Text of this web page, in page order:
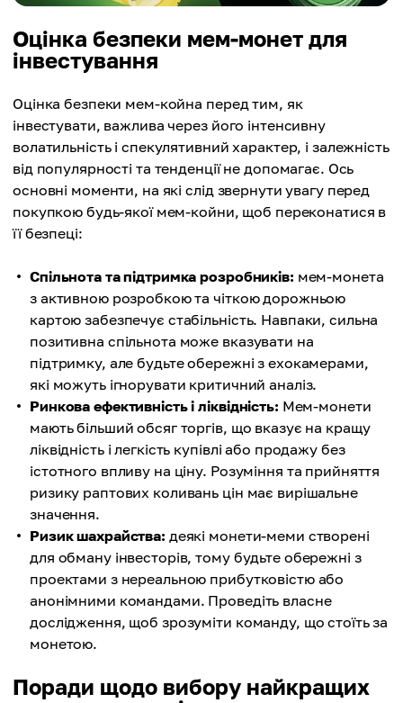
Оцінка безпеки мем-монет для
інвестування
Оцінка безпеки мем-койна перед тим, як
інвестувати, важлива через його інтенсивну
волатильність і спекулятивний характер, і залежність
від популярності та тенденції не допомагає. Ось
основні моменти, на які слід звернути увагу перед
покупкою будь-якої мем-койни, щоб переконатися в
її безпеці:
Спільнота та підтримка розробників: мем-монета
з активною розробкою та чіткою дорожньою
картою забезпечує стабільність. Навпаки, сильна
позитивна спільнота може вказувати на
підтримку, але будьте обережні з ехокамерами,
які можуть ігнорувати критичний аналіз.
Ринкова ефективність і ліквідність: Мем-монети
мають більший обсяг торгів, що вказує на кращу
ліквідність і легкість купівлі або продажу без
істотного впливу на ціну. Розуміння та прийняття
ризику раптових коливань цін має вирішальне
значення.
Ризик шахрайства: деякі монети-меми створені
для обману інвесторів, тому будьте обережні з
проектами з нереальною прибутковістю або
анонімними командами. Проведіть власне
дослідження, щоб зрозуміти команду, що стоїть за
монетою.
Поради щодо вибору найкращих